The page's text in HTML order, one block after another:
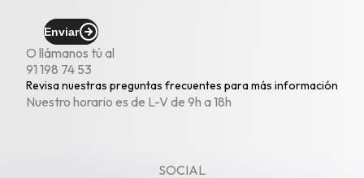
Enviar
O llámanos tú al
91 198 74 53
Revisa nuestras preguntas frecuentes para más información
Nuestro horario es de L-V de 9h a 18h
SOCIAL